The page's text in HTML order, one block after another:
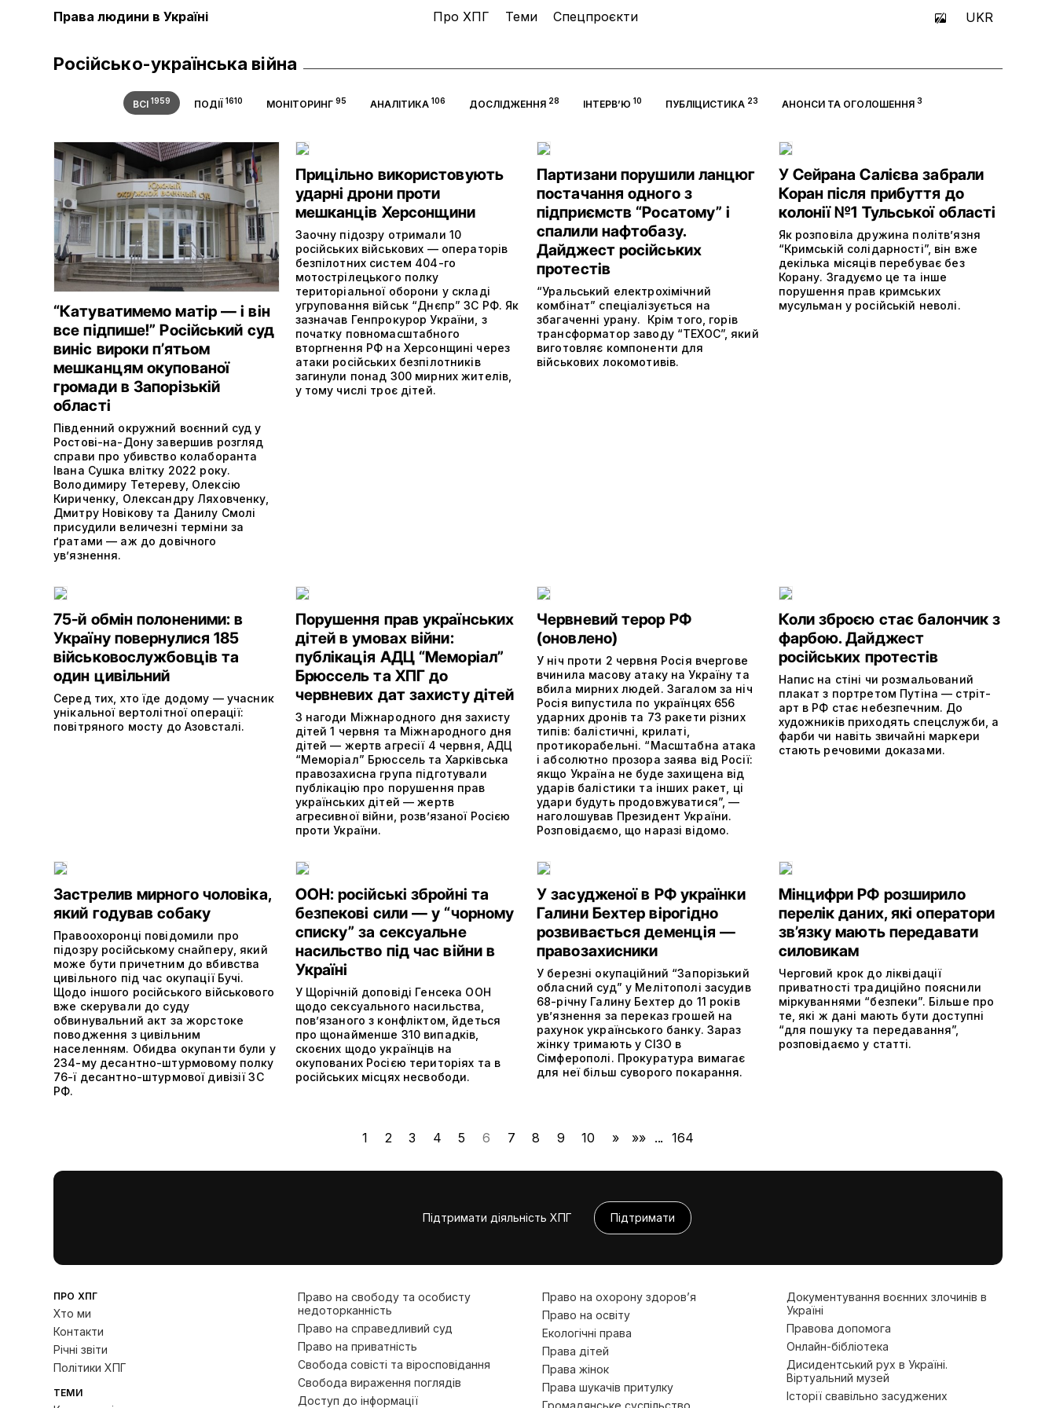
Права людини в Україні Про ХПГ Теми Спецпроєкти UKR
Російсько-українська війна
ВСІ1959 ПОДІЇ1610 МОНІТОРИНГ95 АНАЛІТИКА 106 ДОСЛІДЖЕННЯ28 ІНТЕРВ’Ю 10 ПУБЛІЦИСТИКА 23 АНОНСИ ТА ОГОЛОШЕННЯ3
“Катуватимемо матір — і він
все підпише!” Російський суд
виніс вироки п’ятьом
мешканцям окупованої
громади в Запорізькій
області
Південний окружний воєнний суд у
Ростові-на-Дону завершив розгляд
справи про убивство колаборанта
Івана Сушка влітку 2022 року.
Володимиру Тетереву, Олексію
Кириченку, Олександру Ляховченку,
Дмитру Новікову та Данилу Смолі
присудили величезні терміни за
ґратами — аж до довічного
ув’язнення.
Прицільно використовують
ударні дрони проти
мешканців Херсонщини
Заочну підозру отримали 10
російських військових — операторів
безпілотних систем 404-го
мотострілецького полку
територіальної оборони у складі
угруповання військ “Днєпр” ЗС РФ. Як
зазначав Генпрокурор України, з
початку повномасштабного
вторгнення РФ на Херсонщині через
атаки російських безпілотників
загинули понад 300 мирних жителів,
у тому числі троє дітей.
Партизани порушили ланцюг
постачання одного з
підприємств “Росатому” і
спалили нафтобазу.
Дайджест російських
протестів
“Уральський електрохімічний
комбінат” спеціалізується на
збагаченні урану. Крім того, горів
трансформатор заводу “ТЕХОС”, який
виготовляє компоненти для
військових локомотивів.
У Сейрана Салієва забрали
Коран після прибуття до
колонії №1 Тульської області
Як розповіла дружина політвʼязня
“Кримській солідарності”, він вже
декілька місяців перебуває без
Корану. Згадуємо це та інше
порушення прав кримських
мусульман у російській неволі.
75-й обмін полоненими: в
Україну повернулися 185
військовослужбовців та
один цивільний
Серед тих, хто їде додому — учасник
унікальної вертолітної операції:
повітряного мосту до Азовсталі.
Порушення прав українських
дітей в умовах війни:
публікація АДЦ “Меморіал”
Брюссель та ХПГ до
червневих дат захисту дітей
З нагоди Міжнародного дня захисту
дітей 1 червня та Міжнародного дня
дітей — жертв агресії 4 червня, АДЦ
“Меморіал” Брюссель та Харківська
правозахисна група підготували
публікацію про порушення прав
українських дітей — жертв
агресивної війни, розв’язаної Росією
проти України.
Червневий терор РФ
(оновлено)
У ніч проти 2 червня Росія вчергове
вчинила масову атаку на Україну та
вбила мирних людей. Загалом за ніч
Росія випустила по українцях 656
ударних дронів та 73 ракети різних
типів: балістичні, крилаті,
протикорабельні. “Масштабна атака
і абсолютно прозора заява від Росії:
якщо Україна не буде захищена від
ударів балістики та інших ракет, ці
удари будуть продовжуватися”, —
наголошував Президент України.
Розповідаємо, що наразі відомо.
Коли зброєю стає балончик з
фарбою. Дайджест
російських протестів
Напис на стіні чи розмальований
плакат з портретом Путіна — стріт-
арт в РФ стає небезпечним. До
художників приходять спецслужби, а
фарби чи навіть звичайні маркери
стають речовими доказами.
Застрелив мирного чоловіка,
який годував собаку
Правоохоронці повідомили про
підозру російському снайперу, який
може бути причетним до вбивства
цивільного під час окупації Бучі.
Щодо іншого російського військового
вже скерували до суду
обвинувальний акт за жорстоке
поводження з цивільним
населенням. Обидва окупанти були у
234-му десантно-штурмовому полку
76-ї десантно-штурмової дивізії ЗС
РФ.
ООН: російські збройні та
безпекові сили — у “чорному
списку” за сексуальне
насильство під час війни в
Україні
У Щорічній доповіді Генсека ООН
щодо сексуального насильства,
пов’язаного з конфліктом, йдеться
про щонайменше 310 випадків,
скоєних щодо українців на
окупованих Росією територіях та в
російських місцях несвободи.
У засудженої в РФ українки
Галини Бехтер вірогідно
розвивається деменція —
правозахисники
У березні окупаційний “Запорізький
обласний суд” у Мелітополі засудив
68-річну Галину Бехтер до 11 років
ув’язнення за переказ грошей на
рахунок українського банку. Зараз
жінку тримають у СІЗО в
Сімферополі. Прокуратура вимагає
для неї більш суворого покарання.
Мінцифри РФ розширило
перелік даних, які оператори
зв’язку мають передавати
силовикам
Черговий крок до ліквідації
приватності традиційно пояснили
міркуваннями “безпеки”. Більше про
те, які ж дані мають бути доступні
“для пошуку та передавання”,
розповідаємо у статті.
1 2 3 4 5 6 7 8 9 10 » »» ... 164
Підтримати діяльність ХПГ Підтримати
ПРО ХПГ
Хто ми
Контакти
Річні звіти
Політики ХПГ
ТЕМИ
Право на свободу та особисту
недоторканність
Право на справедливий суд
Право на приватність
Свобода совісті та віросповідання
Свобода вираження поглядів
Доступ до інформації
Право на охорону здоров’я
Право на освіту
Екологічні права
Права дітей
Права жінок
Права шукачів притулку
Документування воєнних злочинів в
Україні
Правова допомога
Онлайн-бібліотека
Дисидентський рух в Україні.
Віртуальний музей
Історії свавільно засуджених